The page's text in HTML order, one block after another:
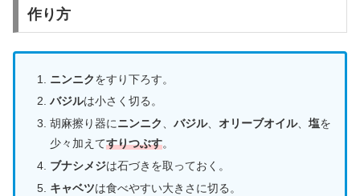
作り方
ニンニクをすり下ろす。
バジルは小さく切る。
胡麻擦り器にニンニク バジル、 オリーブオイル、 塩を
少々加えてすりつぶす。
ブナシメジは石づきを取っておく。
キャベツは食べやすい大きさに切る。